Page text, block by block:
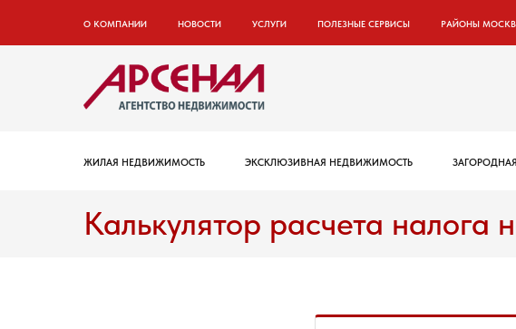
О КОМПАНИИ НОВОСТИ УСЛУГИ ПОЛЕЗНЫЕ СЕРВИСЫ РАЙОНЫ
ЖИЛАЯ НЕДВИЖИМОСТЬ ЭКСКЛЮЗИВНАЯ НЕДВИЖИМОСТЬ
Калькулятор расчета налога